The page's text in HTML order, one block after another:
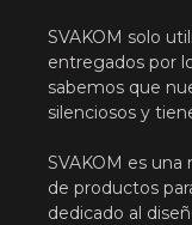
SVAKOM solo
entregados por
sabemos que
silenciosos y
SVAKOM es
de productos
dedicado al